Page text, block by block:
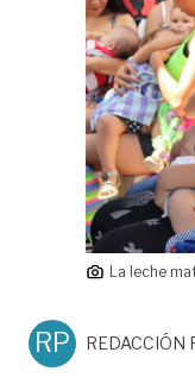
La leche
RP REDACCIÓN